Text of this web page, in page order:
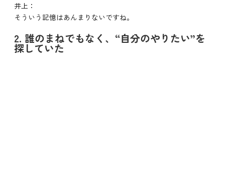
井上：
そういう記憶はあんまりないですね。
2. 誰のまねでもなく、“自分のやりたい”を
探していた